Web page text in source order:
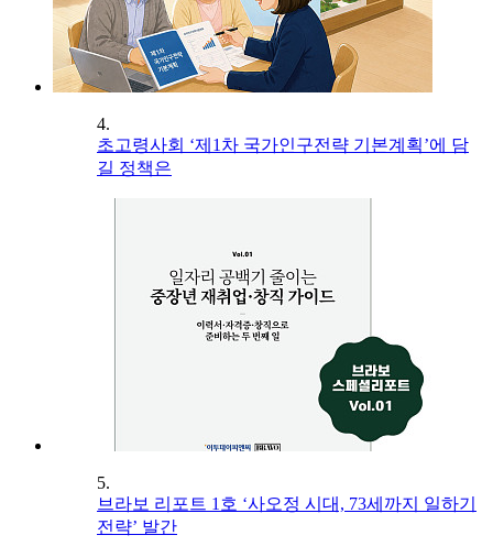
4.
초고령사회 ‘제1차 국가인구전략 기본계획’에 담
길 정책은
5.
브라보 리포트 1호 ‘사오정 시대, 73세까지 일하기
전략’ 발간